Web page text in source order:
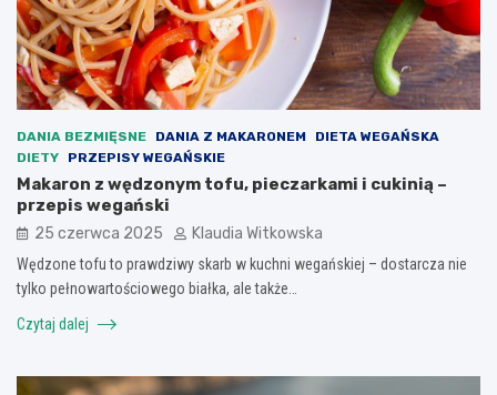
DANIA BEZMIĘSNE DANIA Z MAKARONEM
DIETA WEGAŃSKA
DIETY
PRZEPISY WEGAŃSKIE
Makaron z wędzonym tofu, pieczarkami i cukinią –
przepis wegański
25 czerwca 2025 Klaudia Witkowska
Wędzone tofu to prawdziwy skarb w kuchni wegańskiej – dostarcza nie
tylko pełnowartościowego białka, ale także…
Czytaj dalej